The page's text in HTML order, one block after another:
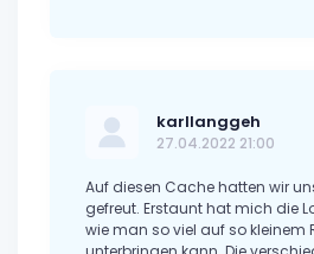
karllanggeh
27.04.2022 21:00
Auf diesen Cache hatten wir
gefreut. Erstaunt hat mich die
wie man so viel auf so kleinem